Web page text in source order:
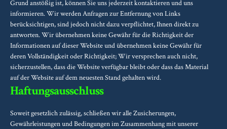
Grund anstößig ist, können Sie uns jederzeit kontaktieren und uns
informieren. Wir werden Anfragen zur Entfernung von Links
berücksichtigen, sind jedoch nicht dazu verpflichtet, Ihnen direkt zu
antworten. Wir übernehmen keine Gewähr für die Richtigkeit der
Informationen auf dieser Website und übernehmen keine Gewähr für
deren Vollständigkeit oder Richtigkeit; Wir versprechen auch nicht,
sicherzustellen, dass die Website verfügbar bleibt oder dass das Material
auf der Website auf dem neuesten Stand gehalten wird.
Haftungsausschluss
Soweit gesetzlich zulässig, schließen wir alle Zusicherungen,
Gewährleistungen und Bedingungen im Zusammenhang mit unserer